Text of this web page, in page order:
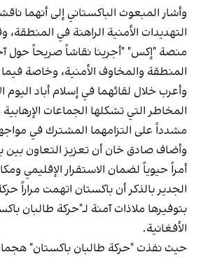
وأشار المبعوث الباكستاني إلى أنهما
التهديدات الأمنية الراهنة في
منصة "إكس" "أجرينا نقاشاً صريحاً حول
المنطقة والمخاوف الأمنية، وخاصة
وأعرب خلال لقائهما في إسلام أباد اليوم
المخاطر التي تشكلها الجماعات
مشدداً على التزامهما المشترك في
وأضاف صادق خان أن تعزيز التعاون بين
أمراً حيوياً لضمان الاستقرار الإقليمي
الجدير بالذكر أن باكستان اتهمت مراراً
بتوفيرها ملاذات آمنة لـ"حركة طالبان
الأفغانية.
حيث نفذت "حركة طالبان باكستان"